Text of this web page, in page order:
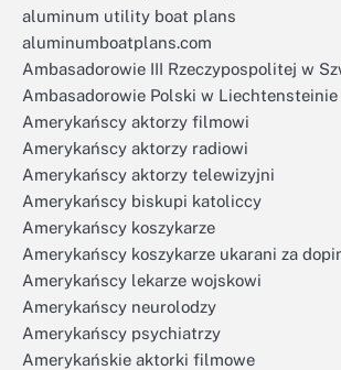
aluminum utility boat plans
aluminumboatplans.com
Ambasadorowie III Rzeczypospolitej w
Ambasadorowie Polski w Liechtensteinie
Amerykańscy aktorzy filmowi
Amerykańscy aktorzy radiowi
Amerykańscy aktorzy telewizyjni
Amerykańscy biskupi katoliccy
Amerykańscy koszykarze
Amerykańscy koszykarze ukarani za
Amerykańscy lekarze wojskowi
Amerykańscy neurolodzy
Amerykańscy psychiatrzy
Amerykańskie aktorki filmowe